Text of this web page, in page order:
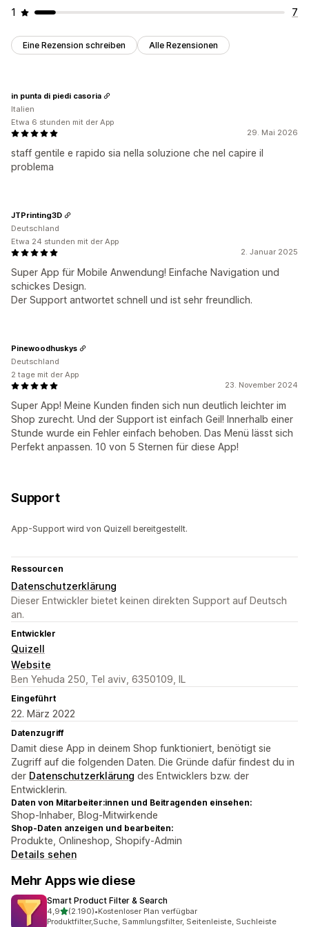
1 7
Eine Rezension schreiben Alle Rezensionen
29. Mai 2026
staff gentile e rapido sia nella soluzione che nel capire il
problema
in punta di piedi casoria
Italien
Etwa 6 stunden mit der App
2. Januar 2025
Super App für Mobile Anwendung! Einfache Navigation und
schickes Design.
Der Support antwortet schnell und ist sehr freundlich.
JTPrinting3D
Deutschland
Etwa 24 stunden mit der App
23. November 2024
Super App! Meine Kunden finden sich nun deutlich leichter im
Shop zurecht. Und der Support ist einfach Geil! Innerhalb einer
Stunde wurde ein Fehler einfach behoben. Das Menü lässt sich
Perfekt anpassen. 10 von 5 Sternen für diese App!
Pinewoodhuskys
Deutschland
2 tage mit der App
Support
App-Support wird von Quizell bereitgestellt.
Ressourcen
Datenschutzerklärung
Dieser Entwickler bietet keinen direkten Support auf Deutsch
an.
Entwickler
Quizell
Website
Ben Yehuda 250, Tel aviv, 6350109, IL
Eingeführt
22. März 2022
Datenzugriff
Damit diese App in deinem Shop funktioniert, benötigt sie
Zugriff auf die folgenden Daten. Die Gründe dafür findest du in
der Datenschutzerklärung des Entwicklers bzw. der
Entwicklerin.
Daten von Mitarbeiter:innen und Beitragenden einsehen:
Shop-Inhaber, Blog-Mitwirkende
Shop-Daten anzeigen und bearbeiten:
Produkte, Onlineshop, Shopify-Admin
Details sehen
Mehr Apps wie diese
Smart Product Filter & Search
4,9von 5 Sternen
(2.190)
2190 Rezensionen insgesamt
•Kostenloser Plan verfügbar
Produktfilter,Suche, Sammlungsfilter, Seitenleiste, Suchleiste